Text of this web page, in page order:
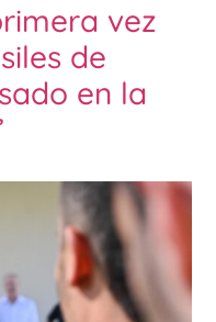
vez
de
en la